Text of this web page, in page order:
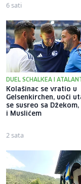
6 sati
DUEL SCHALKEA I
Kolašinac se vratio u
Gelsenkirchen, uoči
se susreo sa
i Muslićem
2 sata